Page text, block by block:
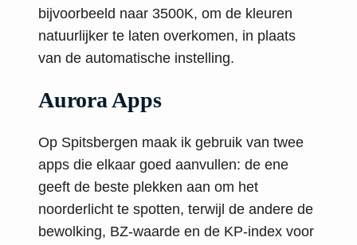
bijvoorbeeld naar 3500K, om de kleuren
natuurlijker te laten overkomen, in plaats
van de automatische instelling.
Aurora Apps
Op Spitsbergen maak ik gebruik van twee
apps die elkaar goed aanvullen: de ene
geeft de beste plekken aan om het
noorderlicht te spotten, terwijl de andere de
bewolking, BZ-waarde en de KP-index voor